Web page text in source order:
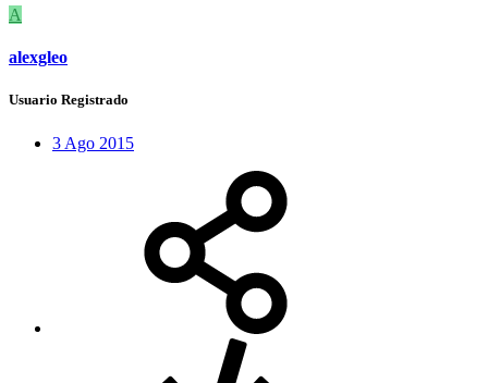
A
alexgleo
Usuario Registrado
3 Ago 2015